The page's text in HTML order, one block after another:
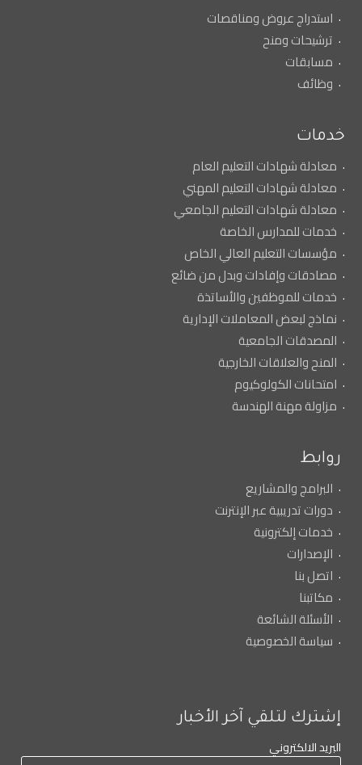
استدراج عروض ومناقصات
ترشيحات ومنح
مسابقات
وظائف
خدمات
معادلة شهادات التعليم العام
معادلة شهادات التعليم المهني
معادلة شهادات التعليم الجامعي
خدمات للمدارس الخاصة
مؤسسات التعليم العالي الخاص
مصادقات وإفادات وبدل من ضائع
خدمات للموظفين والأساتذة
نماذج لبعض المعاملات الإدارية
المصدقات الجامعية
المنح والعلاقات الخارجية
امتحانات الكولوكيوم
مزاولة مهنة الهندسة
روابط
البرامج والمشاريع
دورات تدريبية عبر الإنترنت
خدمات إلكترونية
الإصدارات
اتصل بنا
مكاتبنا
الأسئلة الشائعة
سياسة الخصوصية
إشترك لتلقي آخر الأخبار
البريد الالكتروني